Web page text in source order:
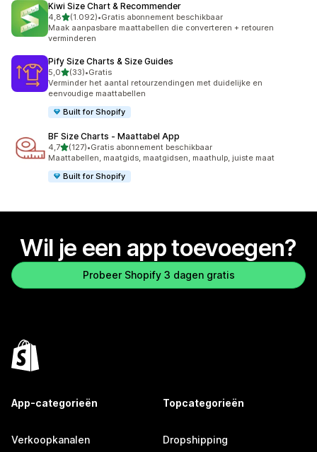
Kiwi Size Chart & Recommender
4,8van 5 sterren
(1.092)
1092 recensies in totaal
•Gratis abonnement beschikbaar
Maak aanpasbare maattabellen die converteren + retouren
verminderen
Pify Size Charts & Size Guides
5,0van 5 sterren
(33)
33 recensies in totaal
•Gratis
Verminder het aantal retourzendingen met duidelijke en
eenvoudige maattabellen
Built for Shopify
BF Size Charts ‑ Maattabel App
4,7van 5 sterren
(127)
127 recensies in totaal
•Gratis abonnement beschikbaar
Maattabellen, maatgids, maatgidsen, maathulp, juiste maat
Built for Shopify
Wil je een app toevoegen?
Probeer Shopify 3 dagen gratis
App-categorieën
Verkoopkanalen
Topcategorieën
Dropshipping